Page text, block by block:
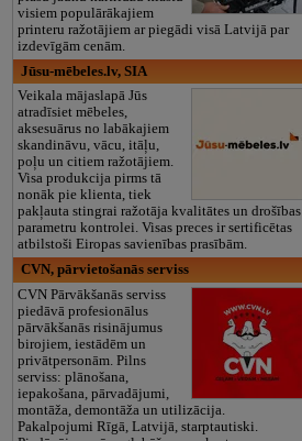
visiem populārākajiem
printeru ražotājiem ar piegādi visā Latvijā par
izdevīgām cenām.
Jūsu-mēbeles.lv, SIA
Veikala mājaslapā Jūs
atradīsiet mēbeles,
aksesuārus no labākajiem
skandināvu, vācu, itāļu,
poļu un citiem ražotājiem.
Visa produkcija pirms tā
nonāk pie klienta, tiek
pakļauta stingrai ražotāja kvalitātes un drošības
parametru kontrolei. Visas preces ir sertificētas
atbilstoši Eiropas savienības prasībām.
CVN, pārvietošanās serviss
CVN Pārvākšanās serviss
piedāvā profesionālus
pārvākšanās risinājumus
birojiem, iestādēm un
privātpersonām. Pilns
serviss: plānošana,
iepakošana, pārvadājumi,
montāža, demontāža un utilizācija.
Pakalpojumi Rīgā, Latvijā, starptautiski.